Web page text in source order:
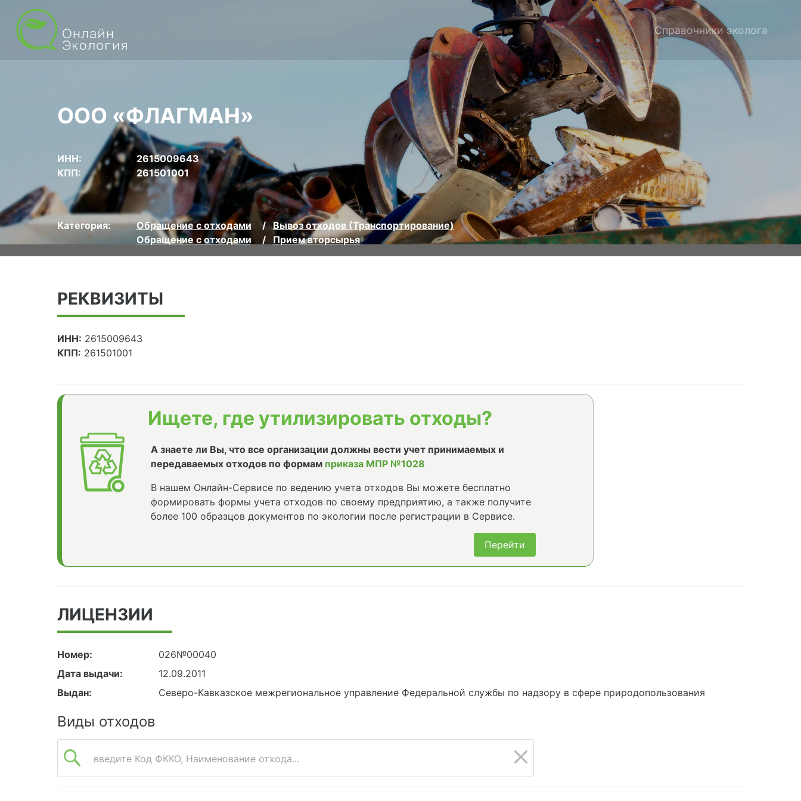
Справочники эколога
ООО «ФЛАГМАН»
ИНН:
2615009643
КПП:
261501001
Категория: Обращение с отходами
Вывоз отходов (Транспортирование)
Обращение с отходами
Прием вторсырья
РЕКВИЗИТЫ
ИНН: 2615009643
КПП: 261501001
Ищете, где утилизировать отходы?
А знаете ли Вы, что все организации должны вести учет принимаемых и
передаваемых отходов по формам приказа МПР №1028
В нашем Онлайн-Сервисе по ведению учета отходов Вы можете бесплатно
формировать формы учета отходов по своему предприятию, а также получите
более 100 образцов документов по экологии после регистрации в Сервисе.
Перейти
ЛИЦЕНЗИИ
Номер:
026№00040
Дата выдачи:
12.09.2011
Выдан:
Северо-Кавказское межрегиональное управление Федеральной службы по надзору в сфере природопользования
Виды отходов
введите Код ФККО, Наименование отхода...